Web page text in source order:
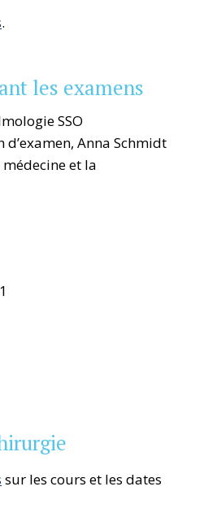
.
les examens
SSO
Anna Schmidt
et la
sur les cours et les dates